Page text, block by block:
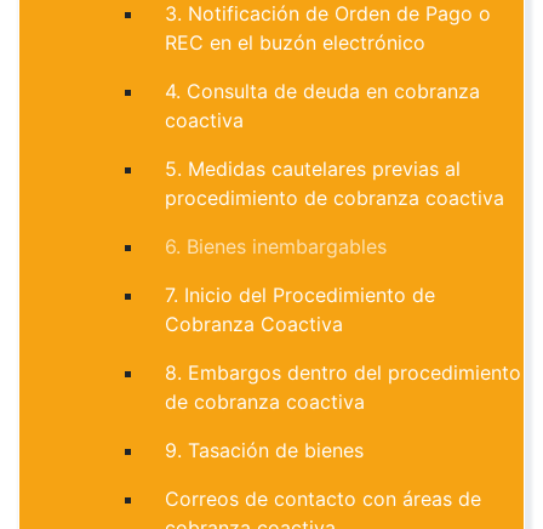
3. Notificación de Orden de Pago o
REC en el buzón electrónico
4. Consulta de deuda en cobranza
coactiva
5. Medidas cautelares previas al
procedimiento de cobranza coactiva
6. Bienes inembargables
7. Inicio del Procedimiento de
Cobranza Coactiva
8. Embargos dentro del procedimiento
de cobranza coactiva
9. Tasación de bienes
Correos de contacto con áreas de